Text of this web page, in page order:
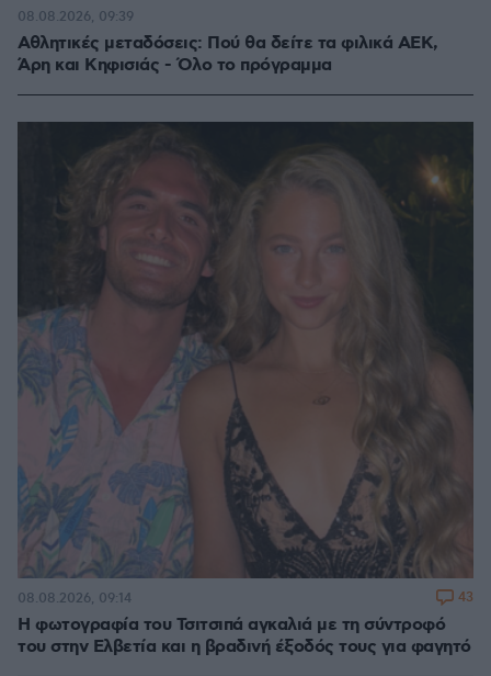
Αθλητικές μεταδόσεις: Πού θα δείτε τα φιλικά ΑΕΚ,
Άρη και Κηφισιάς - Όλο το πρόγραμμα
08.08.2026, 09:39
Η φωτογραφία του Τσιτσιπά αγκαλιά με τη σύντροφό
του στην Ελβετία και η βραδινή έξοδός τους για φαγητό
08.08.2026, 09:14 43